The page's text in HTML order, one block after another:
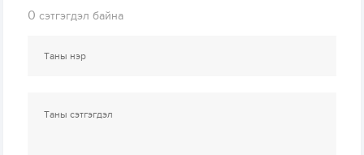
0 сэтгэгдэл байна